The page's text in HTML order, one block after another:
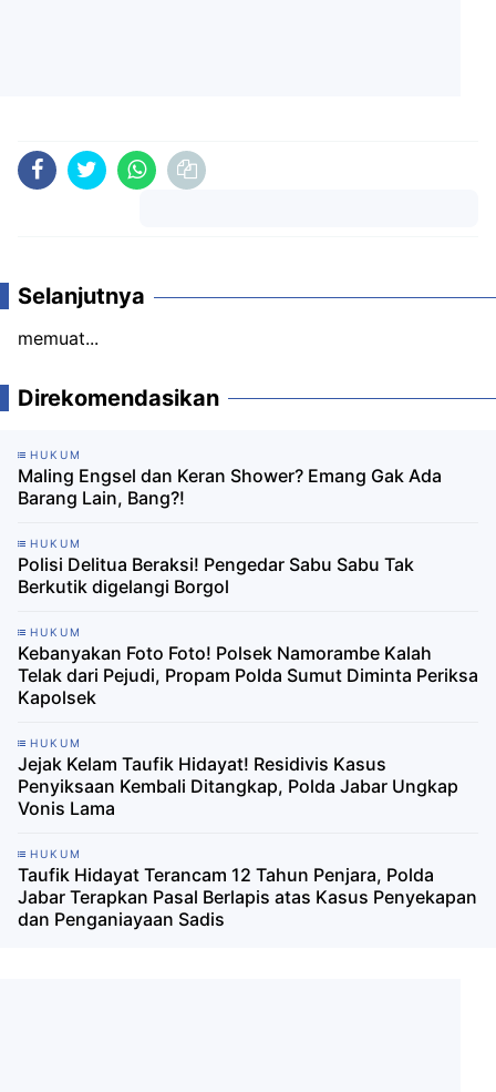
Selanjutnya
memuat...
Direkomendasikan
HUKUM
Maling Engsel dan Keran Shower? Emang Gak Ada
Barang Lain, Bang?!
HUKUM
Polisi Delitua Beraksi! Pengedar Sabu Sabu Tak
Berkutik digelangi Borgol
HUKUM
Kebanyakan Foto Foto! Polsek Namorambe Kalah
Telak dari Pejudi, Propam Polda Sumut Diminta Periksa
Kapolsek
HUKUM
Jejak Kelam Taufik Hidayat! Residivis Kasus
Penyiksaan Kembali Ditangkap, Polda Jabar Ungkap
Vonis Lama
HUKUM
Taufik Hidayat Terancam 12 Tahun Penjara, Polda
Jabar Terapkan Pasal Berlapis atas Kasus Penyekapan
dan Penganiayaan Sadis